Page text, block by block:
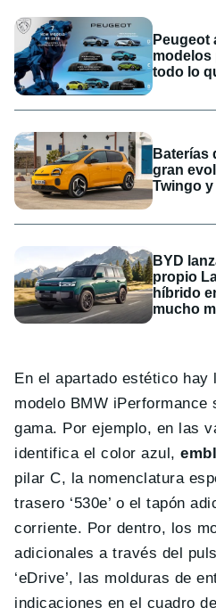
Peugeot
modelos
todo lo
Baterías
gran
Twingo
BYD
propio
híbrido
mucho
En el apartado estético hay
modelo BMW
gama. Por ejemplo, en las
identifica el color azul,
pilar C, la nomenclatura
trasero ‘530e’ o el tapón
corriente. Por dentro, los
adicionales a través del
‘eDrive’, las molduras de
indicaciones en el cuadro